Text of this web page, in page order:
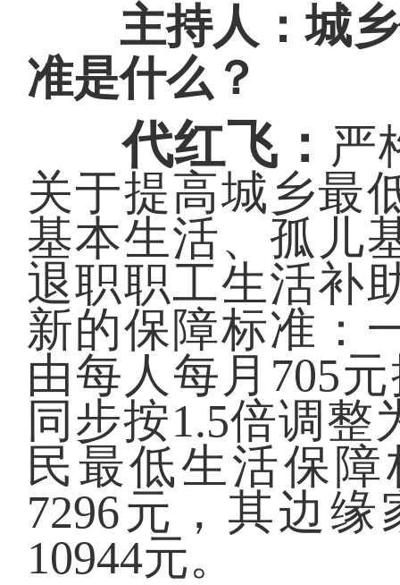
主持人：城乡
准是什么？
代红飞： 严
关于提高城乡最
基本生活、孤儿
退职职工生活补
新的保障标准：
由每人每月705
同步按1.5倍调整
民最低生活保
7296元，其边
10944元。